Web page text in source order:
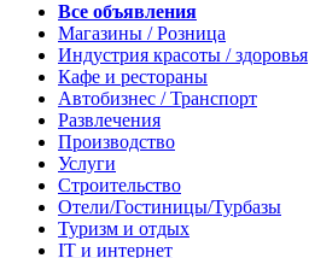
Все объявления
Магазины / Розница
Индустрия красоты / здоровья
Кафе и рестораны
Автобизнес / Транспорт
Развлечения
Производство
Услуги
Строительство
Отели/Гостиницы/Турбазы
Туризм и отдых
IT и интернет